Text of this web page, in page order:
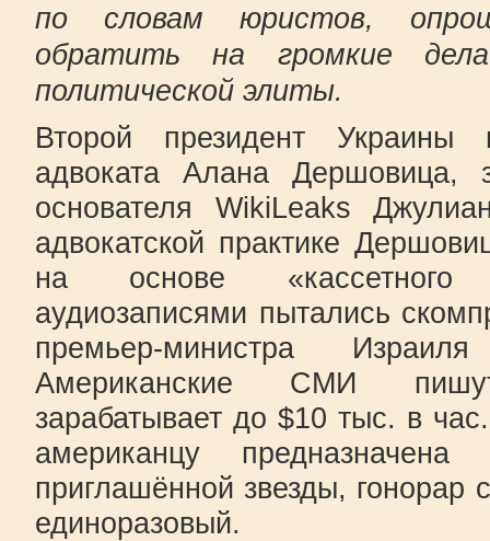
по словам юристов,
обратить на громкие
политической элиты.
Второй президент Украины
адвоката Алана
основателя WikiLeaks
адвокатской практике
на основе «кассетного
аудиозаписями пытались
премьер-министра
Американские СМИ
зарабатывает до $10 тыс. в
американцу
приглашённой звезды, гонорар
единоразовый.